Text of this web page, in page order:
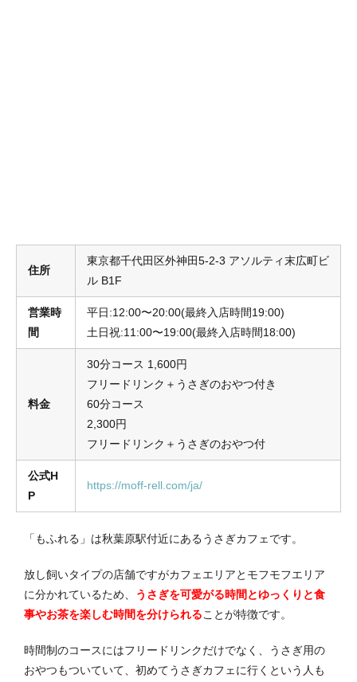
住所
東京都千代田区外神田5-2-3 アソルティ末広町ビ
ル B1F
営業時
間
平日:12:00〜20:00(最終入店時間19:00)
土日祝:11:00〜19:00(最終入店時間18:00)
料金
30分コース 1,600円
フリードリンク＋うさぎのおやつ付き
60分コース
2,300円
フリードリンク＋うさぎのおやつ付
公式H
P
https://moff-rell.com/ja/
「もふれる」は秋葉原駅付近にあるうさぎカフェです。
放し飼いタイプの店舗ですがカフェエリアとモフモフエリア
に分かれているため、
うさぎを可愛がる時間とゆっくりと食
事やお茶を楽しむ時間を分けられることが特徴です。
時間制のコースにはフリードリンクだけでなく、うさぎ用の
おやつもついていて、初めてうさぎカフェに行くという人も